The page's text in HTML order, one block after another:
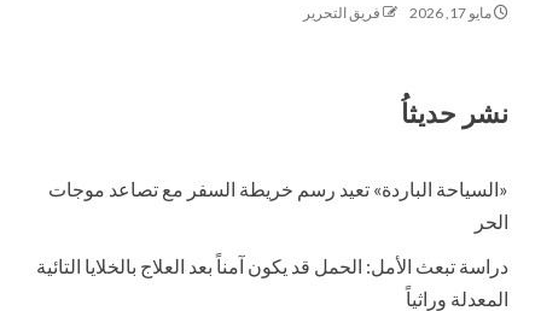
مايو 17, 2026 فريق التحرير
نشر حديثاُ
«السياحة الباردة» تعيد رسم خريطة السفر مع تصاعد موجات
الحر
دراسة تبعث الأمل: الحمل قد يكون آمناً بعد العلاج بالخلايا التائية
المعدلة وراثياً